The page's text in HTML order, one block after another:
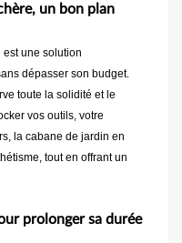
un bon plan
est une solution
dépasser son budget.
toute la solidité et le
vos outils, votre
la cabane de jardin en
tout en offrant un
prolonger sa durée